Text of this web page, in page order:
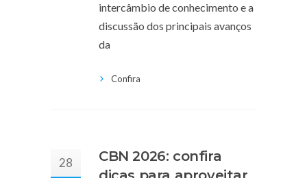
intercâmbio de conhecimento e a
discussão dos principais avanços
da
Confira
28
CBN 2026: confira